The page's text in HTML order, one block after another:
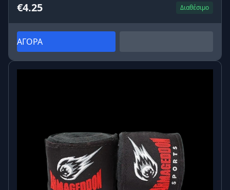
€4.25 Διαθέσιμο
ΑΓΟΡΑ